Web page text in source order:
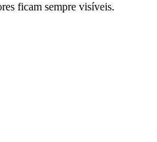
ficam sempre visíveis.